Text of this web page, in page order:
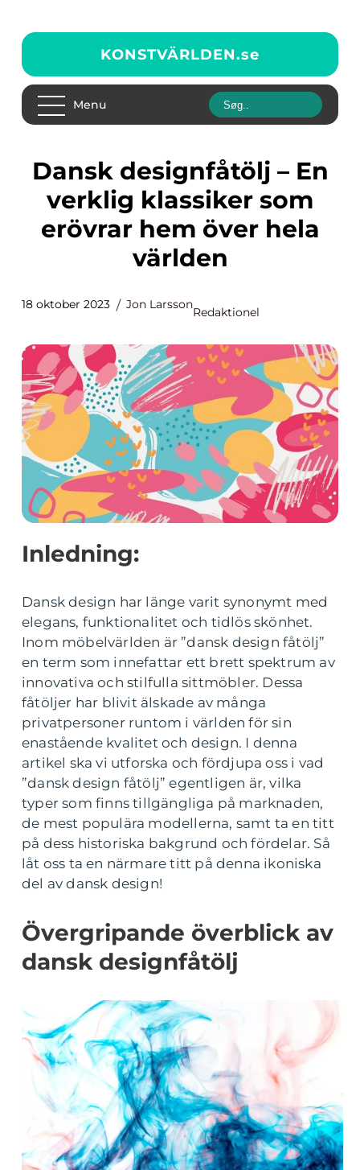
KONSTVÄRLDEN.se
Menu
Dansk designfåtölj – En
verklig klassiker som
erövrar hem över hela
världen
18 oktober 2023 Jon Larsson
Redaktionel
Inledning:
Dansk design har länge varit synonymt med
elegans, funktionalitet och tidlös skönhet.
Inom möbelvärlden är ”dansk design fåtölj”
en term som innefattar ett brett spektrum av
innovativa och stilfulla sittmöbler. Dessa
fåtöljer har blivit älskade av många
privatpersoner runtom i världen för sin
enastående kvalitet och design. I denna
artikel ska vi utforska och fördjupa oss i vad
”dansk design fåtölj” egentligen är, vilka
typer som finns tillgängliga på marknaden,
de mest populära modellerna, samt ta en titt
på dess historiska bakgrund och fördelar. Så
låt oss ta en närmare titt på denna ikoniska
del av dansk design!
Övergripande överblick av
dansk designfåtölj